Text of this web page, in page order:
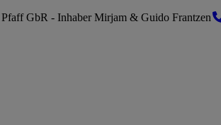
Pfaff GbR - Inhaber Mirjam & Guido Frantzen